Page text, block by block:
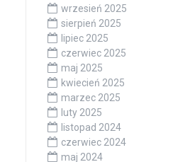
wrzesień 2025
sierpień 2025
lipiec 2025
czerwiec 2025
maj 2025
kwiecień 2025
marzec 2025
luty 2025
listopad 2024
czerwiec 2024
maj 2024